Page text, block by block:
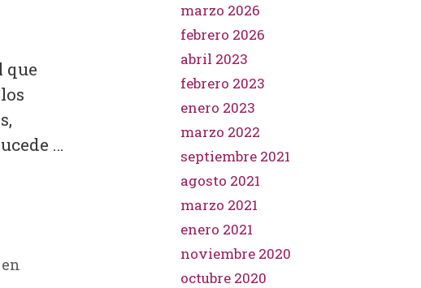
que
…
marzo 2026
febrero 2026
abril 2023
febrero 2023
enero 2023
marzo 2022
septiembre 2021
agosto 2021
marzo 2021
enero 2021
noviembre 2020
octubre 2020